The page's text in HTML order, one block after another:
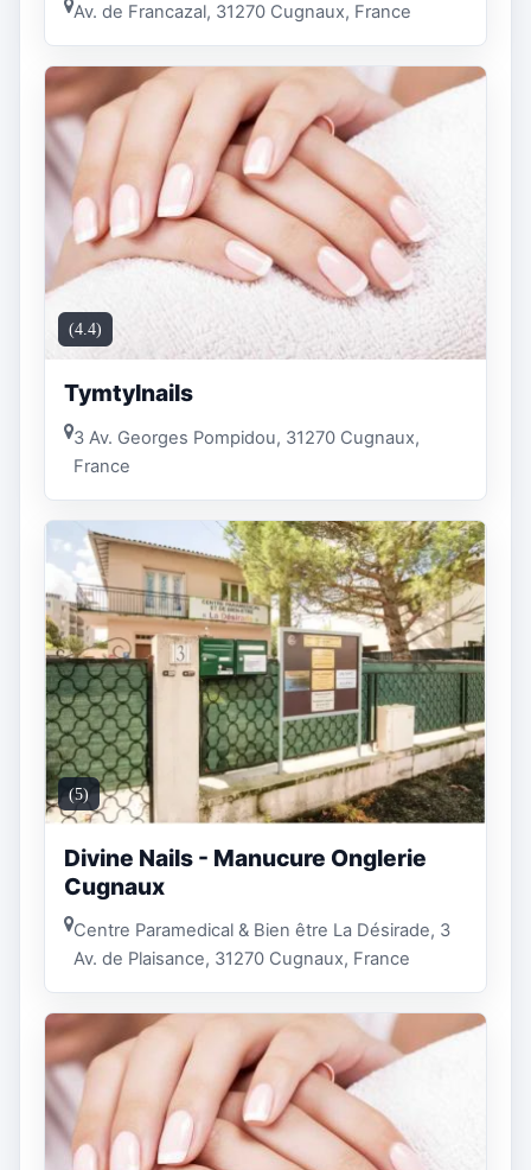
Av. de Francazal, 31270 Cugnaux, France
(4.4)
Tymtylnails
3 Av. Georges Pompidou, 31270 Cugnaux,
France
(5)
Divine Nails - Manucure Onglerie
Cugnaux
Centre Paramedical & Bien être La Désirade, 3
Av. de Plaisance, 31270 Cugnaux, France